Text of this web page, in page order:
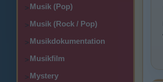
>Musik (Pop)
>Musik (Rock / Pop)
>Musikdokumentation
>Musikfilm
>Mystery